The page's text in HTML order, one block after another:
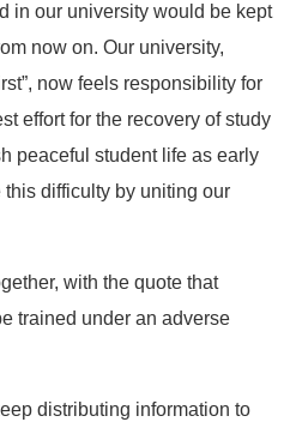
in our university would be kept
now on. Our university,
now feels responsibility for
effort for the recovery of study
peaceful student life as early
this difficulty by uniting our
with the quote that
trained under an adverse
distributing information to